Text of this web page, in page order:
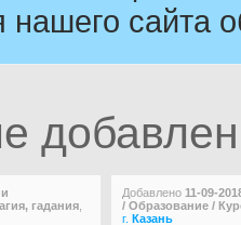
нашего сайта
гадания
Добавлено 11-09-
/ Образование /
г. Казань